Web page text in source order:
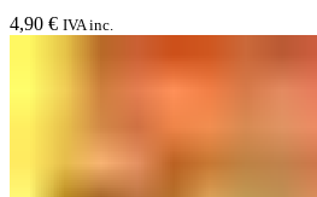
4,90 € IVA inc.